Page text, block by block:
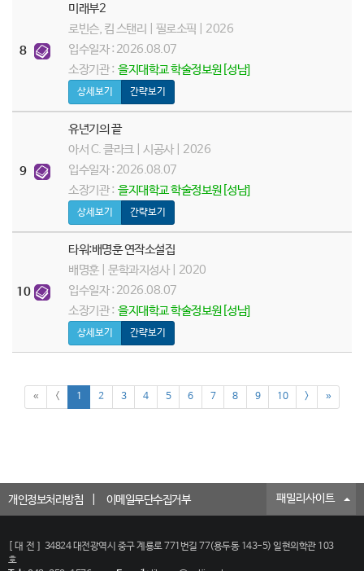
8
미래부2
로빈슨, 킴 스탠리 | 필로소픽 | 2026
입수일자 : 2026.08.07
소장기관 : 을지대학교 학술정보원[성남]
상세보기 간략보기
9
유년기의 끝
아서 C. 클라크 | 시공사 | 2026
입수일자 : 2026.08.07
소장기관 : 을지대학교 학술정보원[성남]
상세보기 간략보기
10
타워:배명훈 연작소설집
배명훈 | 문학과지성사 | 2020
입수일자 : 2026.08.07
소장기관 : 을지대학교 학술정보원[성남]
상세보기 간략보기
« < 1 2 3 4 5 6 7 8 9 10 > »
개인정보처리방침 이메일무단수집거부 패밀리사이트
[대전] 34824 대전광역시 중구 계룡로 771번길 77(용두동 143-5) 일현의학관 103
호